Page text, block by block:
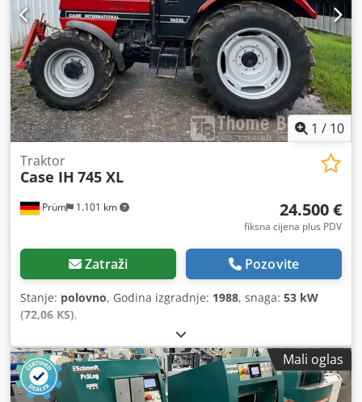
1 / 10
Prüm 1.101 km
Traktor
Case IH 745 XL
24.500 €
fiksna cijena plus PDV
Zatraži Pozovite
Stanje: polovno, Godina izgradnje: 1988, snaga: 53 kW
(72,06 KS),
Mali oglas